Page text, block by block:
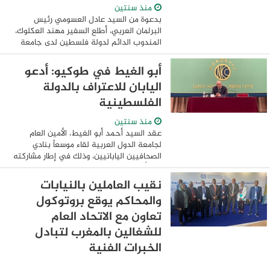
منذ سنتين
بدعوة من السيد عادل العسومي رئيس
البرلمان العربي، أطلع السفير مهند العكلوك،
المندوب الدائم لدولة فلسطين لدى جامعة
الدول العربية، لجنة فلسطين في البرلمان
العربي على نتائج الدورة غير العادية لمجلس
...
أبو الغيط في طوكيو: أدعو
اليابان للاعتراف بالدولة
الفلسطينية
منذ سنتين
عقد السيد أحمد أبو الغيط، الأمين العام
لجامعة الدول العربية لقاء موسعاً بنادي
الصحافيين اليابانيين، وذلك في إطار مشاركته
في أعمال الدورة الخامسة للمنتدى الاقتصادي
العربي الياباني المنعقدة في طوكيو ...
نقيب العاملين بالنيابات
والمحاكم يوقع بروتوكول
تعاون مع الاتحاد العام
للشغالين بالمغرب لتبادل
الخبرات الفنية